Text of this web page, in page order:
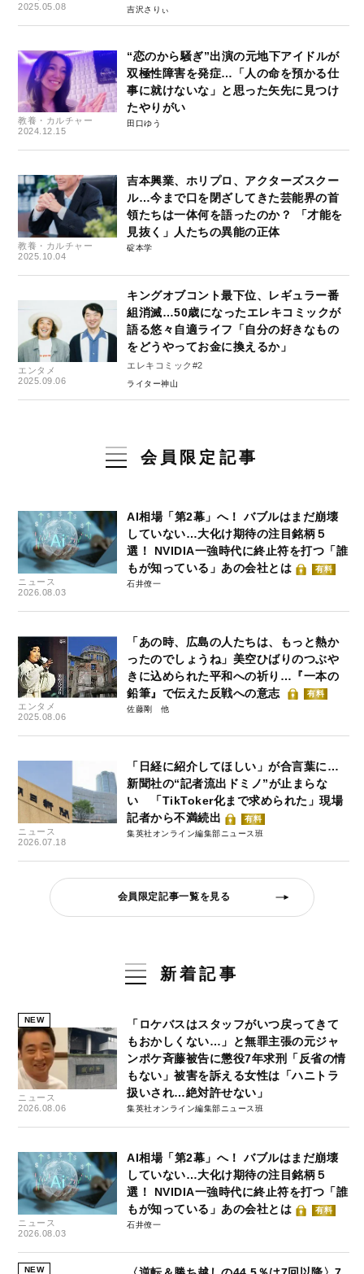
2025.05.08
吉沢さりぃ
教養・カルチャー
2024.12.15
“恋のから騒ぎ”出演の元地下アイドルが
双極性障害を発症…「人の命を預かる仕
事に就けないな」と思った矢先に見つけ
たやりがい
田口ゆう
教養・カルチャー
2025.10.04
吉本興業、ホリプロ、アクターズスクー
ル…今まで口を閉ざしてきた芸能界の首
領たちは一体何を語ったのか？ 「才能を
見抜く」人たちの異能の正体
碇本学
エンタメ
2025.09.06
キングオブコント最下位、レギュラー番
組消滅…50歳になったエレキコミックが
語る悠々自適ライフ「自分の好きなもの
をどうやってお金に換えるか」
エレキコミック#2
ライター神山
会員限定記事
ニュース
2026.08.03
AI相場「第2幕」へ！ バブルはまだ崩壊
していない…大化け期待の注目銘柄５
選！ NVIDIA一強時代に終止符を打つ「誰
もが知っている」あの会社とは
有料
石井僚一
エンタメ
2025.08.06
「あの時、広島の人たちは、もっと熱か
ったのでしょうね」美空ひばりのつぶや
きに込められた平和への祈り…『一本の
鉛筆』で伝えた反戦への意志
有料
佐藤剛
ニュース
2026.07.18
「日経に紹介してほしい」が合言葉に…
新聞社の“記者流出ドミノ”が止まらな
い 「TikToker化まで求められた」現場
記者から不満続出
有料
集英社オンライン編集部ニュース班
会員限定記事一覧を見る
新着記事
NEW
ニュース
2026.08.06
「ロケバスはスタッフがいつ戻ってきて
もおかしくない…」と無罪主張の元ジャ
ンポケ斉藤被告に懲役7年求刑「反省の情
もない」被害を訴える女性は「ハニトラ
扱いされ…絶対許せない」
集英社オンライン編集部ニュース班
ニュース
2026.08.03
AI相場「第2幕」へ！ バブルはまだ崩壊
していない…大化け期待の注目銘柄５
選！ NVIDIA一強時代に終止符を打つ「誰
もが知っている」あの会社とは
有料
石井僚一
NEW